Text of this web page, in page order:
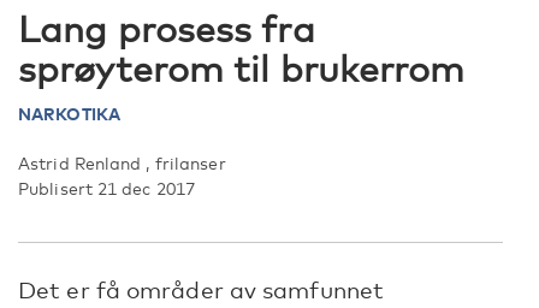
Lang prosess fra
sprøyterom til brukerrom
NARKOTIKA
Astrid Renland , frilanser
Publisert 21 dec 2017
Det er få områder av samfunnet